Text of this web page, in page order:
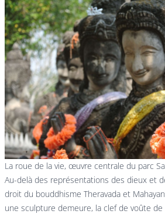
La roue de la vie, œuvre centrale du parc
Au-delà des représentations des dieux et
droit du bouddhisme Theravada et
une sculpture demeure, la clef de voûte